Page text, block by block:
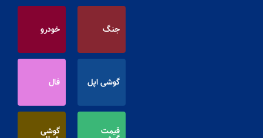
جنگ خودرو
گوشی اپل فال
قیمت گوشی